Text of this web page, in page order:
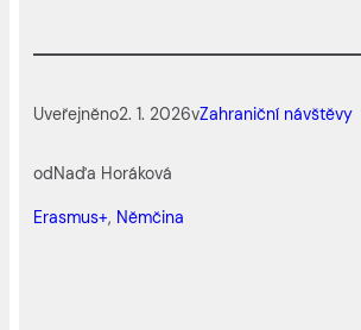
Uveřejněno2. 1. 2026vZahraniční návštěvy
od Naďa Horáková
Erasmus+, Němčina